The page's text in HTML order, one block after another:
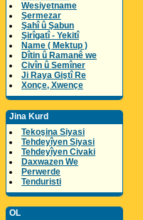
Wesiyetname
Şermezar
Şahî û Şabun
Şirîgatî - Yekitî
Name ( Mektup )
Dîtin û Ramanê we
Civîn û Semîner
Ji Raya Giştî Re
Xonçe, Xwençe
Jina Kurd
Tekoşina Siyasi
Tehdeyîyen Siyasi
Tehdeyîyen Civaki
Daxwazen We
Perwerde
Tenduristi
OL